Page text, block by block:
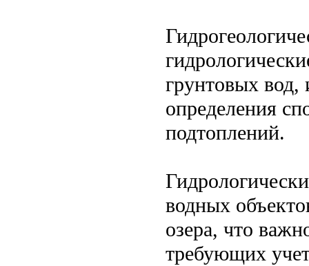
грунтовых
определения
подтоплений.
водных
озера, что
требующих